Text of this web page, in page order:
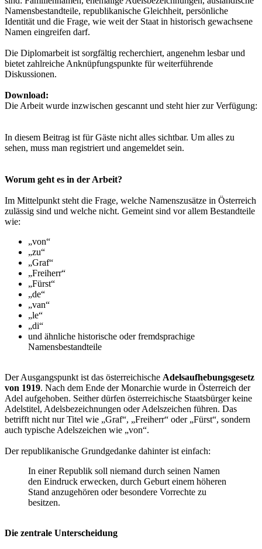
Namensbestandteile, republikanische Gleichheit, persönliche
Identität und die Frage, wie weit der Staat in historisch gewachsene
Namen eingreifen darf.
Die Diplomarbeit ist sorgfältig recherchiert, angenehm lesbar und
bietet zahlreiche Anknüpfungspunkte für weiterführende
Diskussionen.
Download:
Die Arbeit wurde inzwischen gescannt und steht hier zur Verfügung:
In diesem Beitrag ist für Gäste nicht alles sichtbar. Um alles zu
sehen, muss man registriert und angemeldet sein.
Worum geht es in der Arbeit?
Im Mittelpunkt steht die Frage, welche Namenszusätze in Österreich
zulässig sind und welche nicht. Gemeint sind vor allem Bestandteile
wie:
„von“
„zu“
„Graf“
„Freiherr“
„Fürst“
„de“
„van“
„le“
„di“
und ähnliche historische oder fremdsprachige
Namensbestandteile
Der Ausgangspunkt ist das österreichische Adelsaufhebungsgesetz
von 1919. Nach dem Ende der Monarchie wurde in Österreich der
Adel aufgehoben. Seither dürfen österreichische Staatsbürger keine
Adelstitel, Adelsbezeichnungen oder Adelszeichen führen. Das
betrifft nicht nur Titel wie „Graf“, „Freiherr“ oder „Fürst“, sondern
auch typische Adelszeichen wie „von“.
Der republikanische Grundgedanke dahinter ist einfach:
In einer Republik soll niemand durch seinen Namen
den Eindruck erwecken, durch Geburt einem höheren
Stand anzugehören oder besondere Vorrechte zu
besitzen.
Die zentrale Unterscheidung